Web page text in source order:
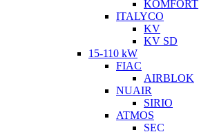
KOMFORT
ITALYCO
KV
KV SD
15-110 kW
FIAC
AIRBLOK
NUAIR
SIRIO
ATMOS
SEC